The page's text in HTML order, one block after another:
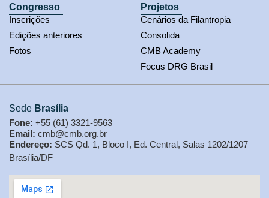
Congresso
Inscrições
Edições anteriores
Fotos
Projetos
Cenários da Filantropia
Consolida
CMB Academy
Focus DRG Brasil
Sede Brasília
Fone: +55 (61) 3321-9563
Email: cmb@cmb.org.br
Endereço: SCS Qd. 1, Bloco I, Ed. Central, Salas 1202/1207
Brasília/DF